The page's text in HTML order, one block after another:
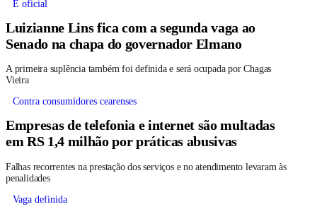
É oficial
Luizianne Lins fica com a segunda vaga ao
Senado na chapa do governador Elmano
A primeira suplência também foi definida e será ocupada por Chagas
Vieira
Contra consumidores cearenses
Empresas de telefonia e internet são multadas
em RS 1,4 milhão por práticas abusivas
Falhas recorrentes na prestação dos serviços e no atendimento levaram às
penalidades
Vaga definida